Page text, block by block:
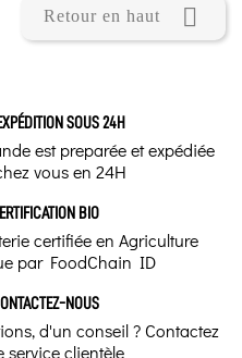
Retour en haut 
SOUS 24H
est preparée et expédiée
vous en 24H
BIO
certifiée en Agriculture
par FoodChain ID
NOUS
d'un conseil ? Contactez
service clientèle